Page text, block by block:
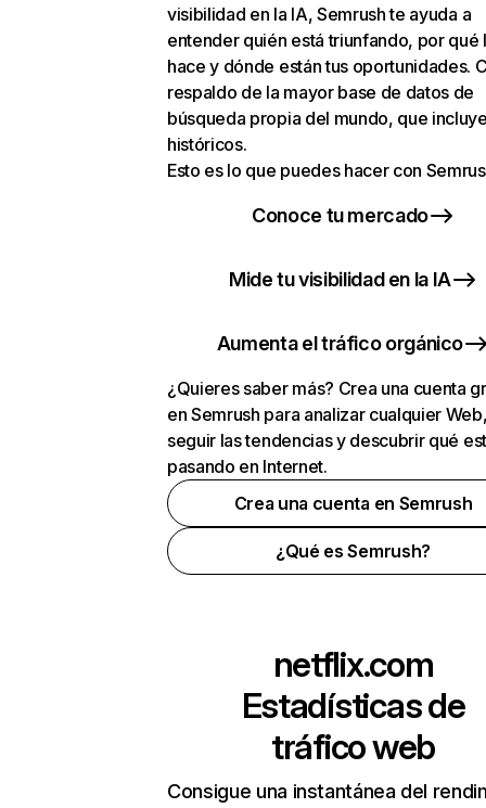
visibilidad en la IA, Semrush te ayuda a
entender quién está triunfando, por qué
hace y dónde están tus oportunidades.
respaldo de la mayor base de datos de
búsqueda propia del mundo, que
históricos.
Esto es lo que puedes hacer con
Conoce tu mercado
Mide tu visibilidad en la IA
Aumenta el tráfico orgánico
¿Quieres saber más? Crea una cuenta
en Semrush para analizar cualquier
seguir las tendencias y descubrir qué
pasando en Internet.
Crea una cuenta en Semrush
¿Qué es Semrush?
netflix.com
Estadísticas de
tráfico web
Consigue una instantánea del